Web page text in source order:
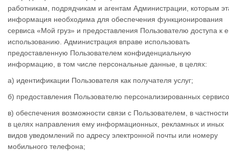
работникам, подрядчикам и агентам Администрации, которым
информация необходима для обеспечения функционирования
сервиса «Мой груз» и предоставления Пользователю доступа к
использованию. Администрация вправе использовать
предоставленную Пользователем конфиденциальную
информацию, в том числе персональные данные, в целях:
а) идентификации Пользователя как получателя услуг;
б) предоставления Пользователю персонализированных
в) обеспечения возможности связи с Пользователем, в
в целях направления ему информационных, рекламных и иных
видов уведомлений по адресу электронной почты или номеру
мобильного телефона;